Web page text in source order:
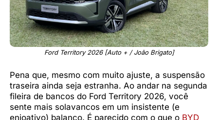
Ford Territory 2026 [Auto + / João Brigato]
Pena que, mesmo com muito ajuste, a suspensão
traseira ainda seja estranha. Ao andar na segunda
fileira de bancos do Ford Territory 2026, você
sente mais solavancos em um insistente (e
enjoativo) balanço. É parecido com o que o BYD